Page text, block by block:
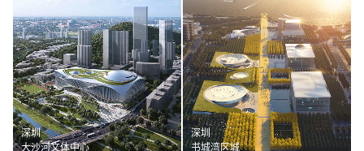
深圳
大沙河文体中心
深圳
书城湾区城